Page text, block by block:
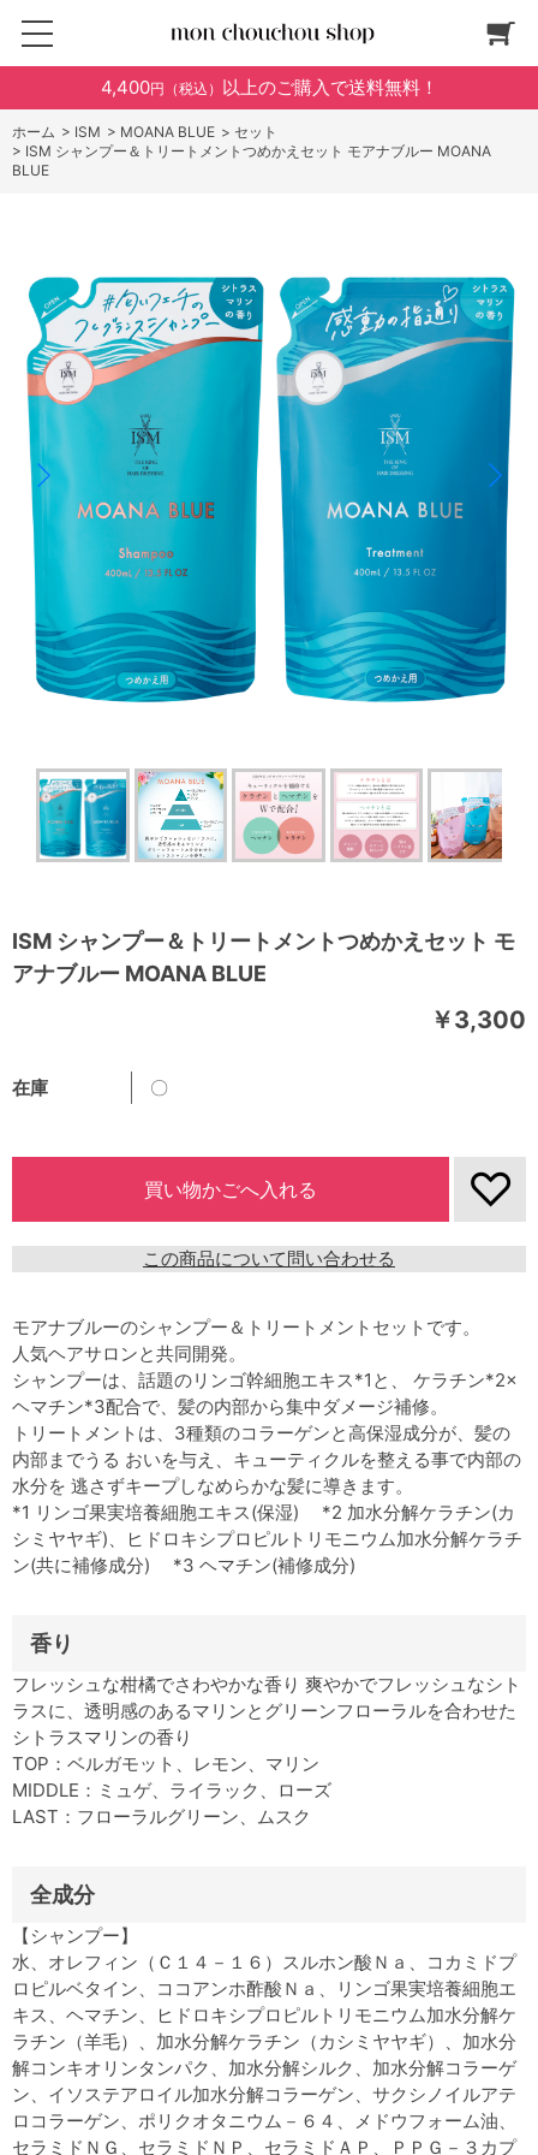
4,400円（税込） 以上のご購入で送料無料！
ホーム > ISM > MOANA BLUE > セット
> ISM シャンプー＆トリートメントつめかえセット モアナブルー MOANA
BLUE
ISM シャンプー＆トリートメントつめかえセット モ
アナブルー MOANA BLUE
￥3,300
在庫 〇
この商品について問い合わせる
モアナブルーのシャンプー＆トリートメントセットです。
人気ヘアサロンと共同開発。
シャンプーは、話題のリンゴ幹細胞エキス*1と、 ケラチン*2×
ヘマチン*3配合で、髪の内部から集中ダメージ補修。
トリートメントは、3種類のコラーゲンと高保湿成分が、髪の
内部までうる おいを与え、キューティクルを整える事で内部の
水分を 逃さずキープしなめらかな髪に導きます。
*1 リンゴ果実培養細胞エキス(保湿) *2 加水分解ケラチン(カ
シミヤヤギ)、ヒドロキシプロピルトリモニウム加水分解ケラチ
ン(共に補修成分) *3 ヘマチン(補修成分)
香り
フレッシュな柑橘でさわやかな香り 爽やかでフレッシュなシト
ラスに、透明感のあるマリンとグリーンフローラルを合わせた
シトラスマリンの香り
TOP：ベルガモット、レモン、マリン
MIDDLE：ミュゲ、ライラック、ローズ
LAST：フローラルグリーン、ムスク
全成分
【シャンプー】
水、オレフィン（Ｃ１４－１６）スルホン酸Ｎａ、コカミドプ
ロピルベタイン、ココアンホ酢酸Ｎａ、リンゴ果実培養細胞エ
キス、ヘマチン、ヒドロキシプロピルトリモニウム加水分解ケ
ラチン（羊毛）、加水分解ケラチン（カシミヤヤギ）、加水分
解コンキオリンタンパク、加水分解シルク、加水分解コラーゲ
ン、イソステアロイル加水分解コラーゲン、サクシノイルアテ
ロコラーゲン、ポリクオタニウム－６４、メドウフォーム油、
セラミドＮＧ、セラミドＮＰ、セラミドＡＰ、ＰＰＧ－３カプ